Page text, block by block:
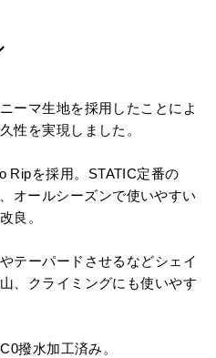
ーマ生地を採用したことによ
性を実現しました。
Ripを採用。STATIC定番の
オールシーズンで使いやすい
良。
テーパードさせるなどシェイ
、クライミングにも使いやす
撥水加工済み。